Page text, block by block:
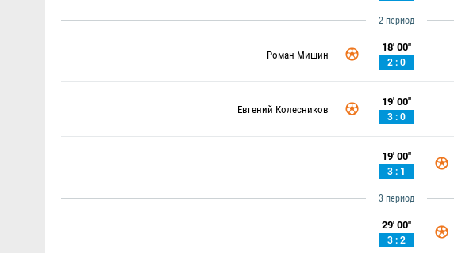
2 период
Роман Мишин
18' 00''
2 : 0
Евгений Колесников
19' 00''
3 : 0
19' 00''
3 : 1
3 период
29' 00''
3 : 2